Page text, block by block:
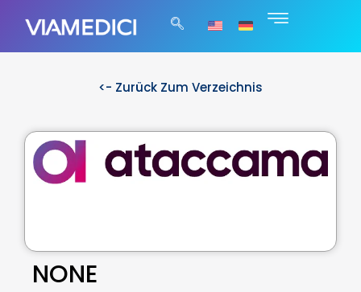
<- Zurück Zum Verzeichnis
NONE